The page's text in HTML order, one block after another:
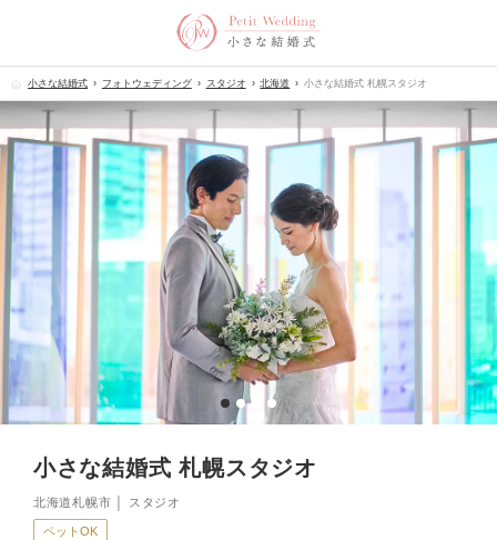
小さな結婚式 フォトウェディング スタジオ 北海道 小さな結婚式 札幌スタジオ
小さな結婚式 札幌スタジオ
北海道札幌市 │ スタジオ
ペットOK